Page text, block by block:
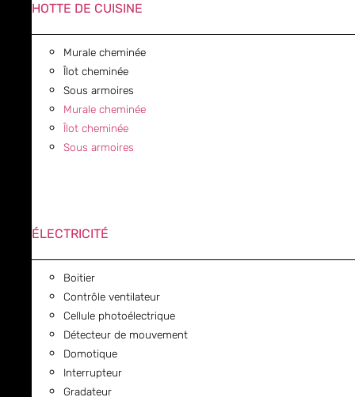
HOTTE DE CUISINE
Murale cheminée
Îlot cheminée
Sous armoires
Murale cheminée
Îlot cheminée
Sous armoires
ÉLECTRICITÉ
Boitier
Contrôle ventilateur
Cellule photoélectrique
Détecteur de mouvement
Domotique
Interrupteur
Gradateur